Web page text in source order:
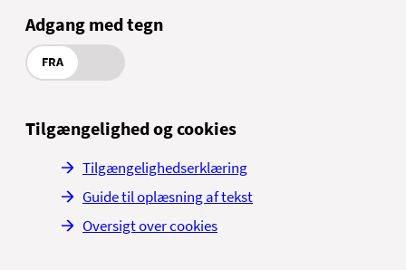
Adgang med tegn
FRA
Tilgængelighed og cookies
Tilgængelighedserklæring
Guide til oplæsning af tekst
Oversigt over cookies